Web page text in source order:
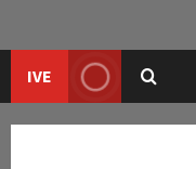
IVE